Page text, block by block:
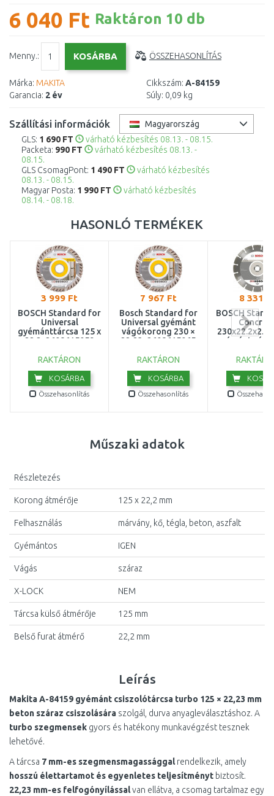
6 040 Ft Raktáron 10 db
Menny.: ÖSSZEHASONLÍTÁS
Márka: MAKITA
Garancia: 2 év
Cikkszám: A-84159
Súly: 0,09 kg
Szállítási információk
Magyarország
GLS: 1 690 FT
várható kézbesítés 08.13. - 08.15.
Packeta: 990 FT
várható kézbesítés 08.13. -
08.15.
GLS CsomagPont: 1 490 FT
várható kézbesítés
08.13. - 08.15.
Magyar Posta: 1 990 FT
várható kézbesítés
08.14. - 08.18.
HASONLÓ TERMÉKEK
3 999 Ft
BOSCH Standard for
Universal
gyémánttárcsa 125 x
22.2, 2608615059
RAKTÁRON
KOSÁRBA
Összehasonlítás
7 967 Ft
Bosch Standard for
Universal gyémánt
vágókorong 230 ×
22,23, 2608615065
RAKTÁRON
KOSÁRBA
Összehasonlítás
8 331
BOSCH
gyémánt
Leírás
Makita A-84159 gyémánt csiszolótárcsa turbo 125 × 22,23 mm
beton száraz csiszolására szolgál, durva anyagleválasztáshoz. A
turbo szegmensek gyors és hatékony munkavégzést tesznek
lehetővé.
A tárcsa 7 mm-es szegmensmagassággalrendelkezik, amely
hosszú élettartamot és egyenletes teljesítményt biztosít.
22,23 mm-es felfogónyílássalvan ellátva, a csomag tartalmaz egy
Műszaki adatok
Részletezés
Korong átmérője 125 x 22,2 mm
Felhasználás márvány, kő, tégla, beton, aszfalt
Gyémántos IGEN
Vágás száraz
X-LOCK NEM
Tárcsa külső átmérője 125 mm
Belső furat átmérő 22,2 mm